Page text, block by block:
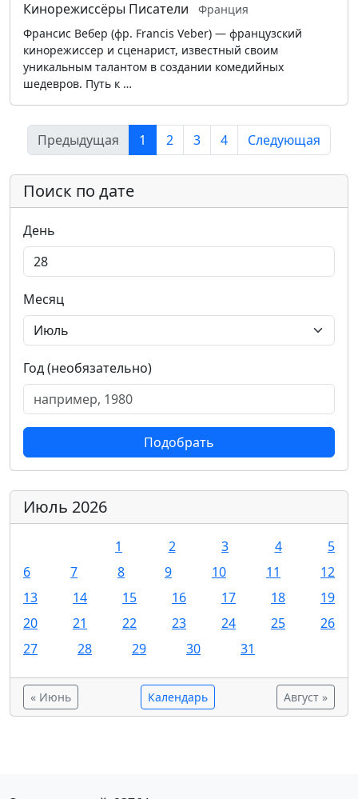
Кинорежиссёры Писатели
Франция
Франсис Вебер (фр. Francis Veber) — французский
кинорежиссер и сценарист, известный своим
уникальным талантом в создании комедийных
шедевров. Путь к …
Предыдущая 1 2 3 4 Следующая
Поиск по дате
День
Месяц
Год (необязательно)
Подобрать
Июль 2026
1 2 3 4
5
6
7 8 9 10 11
12
13
14 15 16 17 18
19
20
21 22 23 24 25
26
27
28 29 30 31
« Июнь Календарь Август »